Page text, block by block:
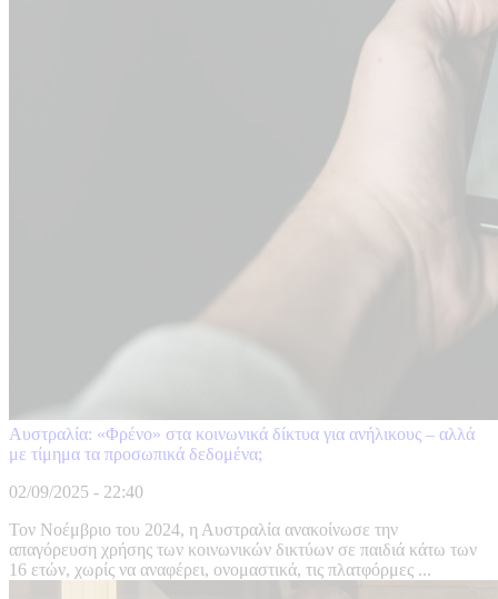
Αυστραλία: «Φρένο» στα κοινωνικά δίκτυα για ανήλικους – αλλά
με τίμημα τα προσωπικά δεδομένα;
02/09/2025 - 22:40
Τον Νοέμβριο του 2024, η Αυστραλία ανακοίνωσε την
απαγόρευση χρήσης των κοινωνικών δικτύων σε παιδιά κάτω των
16 ετών, χωρίς να αναφέρει, ονομαστικά, τις πλατφόρμες ...